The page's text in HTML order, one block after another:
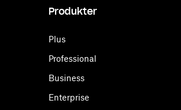
Produkter
Plus
Professional
Business
Enterprise